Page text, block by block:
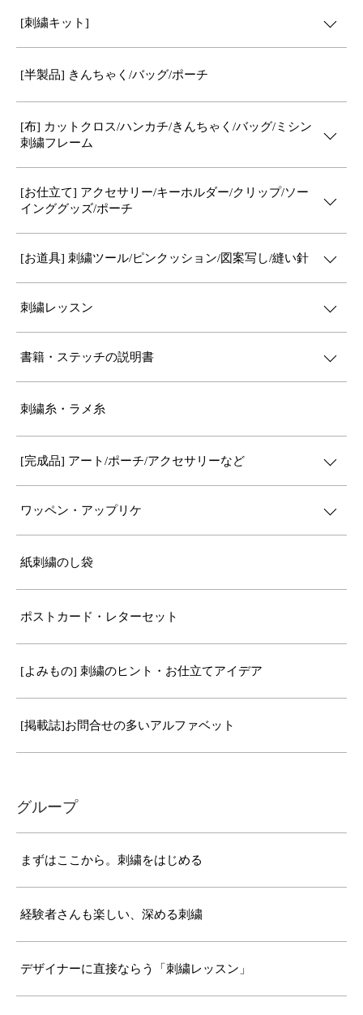
[刺繍キット]
[半製品] きんちゃく/バッグ/ポーチ
[布] カットクロス/ハンカチ/きんちゃく/バッグ/ミシン
刺繍フレーム
[お仕立て] アクセサリー/キーホルダー/クリップ/ソー
インググッズ/ポーチ
[お道具] 刺繍ツール/ピンクッション/図案写し/縫い針
刺繍レッスン
書籍・ステッチの説明書
刺繍糸・ラメ糸
[完成品] アート/ポーチ/アクセサリーなど
ワッペン・アップリケ
紙刺繍のし袋
ポストカード・レターセット
[よみもの] 刺繍のヒント・お仕立てアイデア
[掲載誌]お問合せの多いアルファベット
グループ
まずはここから。刺繍をはじめる
経験者さんも楽しい、深める刺繍
デザイナーに直接ならう「刺繍レッスン」